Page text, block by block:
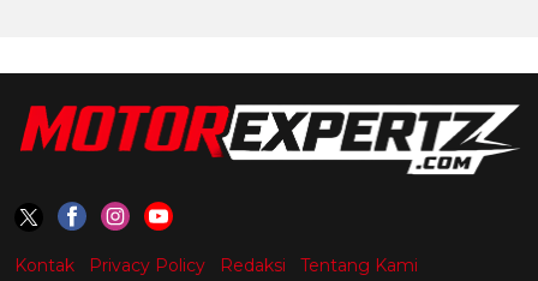
Kontak Privacy Policy Redaksi Tentang Kami